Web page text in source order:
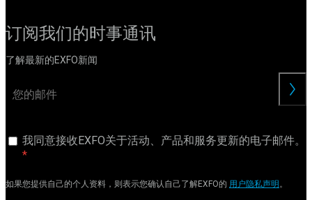
订阅我们的时事通讯
了解最新的EXFO新闻
我同意接收EXFO关于活动、产品和服务更新的电子邮件。
如果您提供自己的个人资料，则表示您确认自己了解EXFO的 用户隐私声明 。